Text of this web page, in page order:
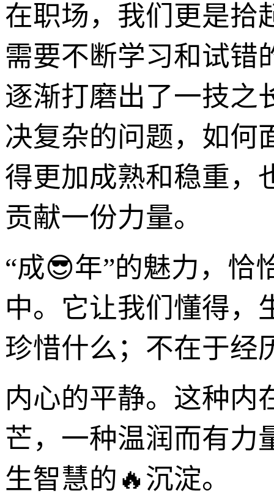
在职场，我们更是拾
需要不断学习和试错
逐渐打磨出了一技之
决复杂的问题，如何
得更加成熟和稳重，
贡献一份力量。
“成😎年”的魅力，恰
中。它让我们懂得，
珍惜什么；不在于经
内心的平静。这种内
芒，一种温润而有力
生智慧的🔥沉淀。